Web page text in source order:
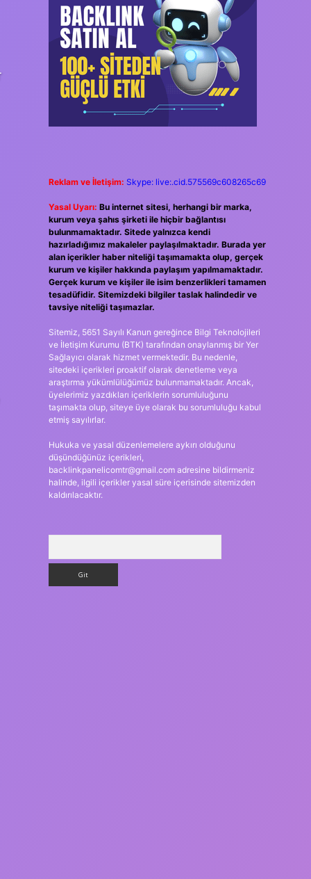
Reklam ve İletişim: Skype: live:.cid.575569c608265c69
Yasal Uyarı: Bu internet sitesi, herhangi bir marka,
kurum veya şahıs şirketi ile hiçbir bağlantısı
bulunmamaktadır. Sitede yalnızca kendi
hazırladığımız makaleler paylaşılmaktadır. Burada yer
alan içerikler haber niteliği taşımamakta olup, gerçek
kurum ve kişiler hakkında paylaşım yapılmamaktadır.
Gerçek kurum ve kişiler ile isim benzerlikleri tamamen
tesadüfidir. Sitemizdeki bilgiler taslak halindedir ve
tavsiye niteliği taşımazlar.
Sitemiz, 5651 Sayılı Kanun gereğince Bilgi Teknolojileri
ve İletişim Kurumu (BTK) tarafından onaylanmış bir Yer
Sağlayıcı olarak hizmet vermektedir. Bu nedenle,
sitedeki içerikleri proaktif olarak denetleme veya
araştırma yükümlülüğümüz bulunmamaktadır. Ancak,
üyelerimiz yazdıkları içeriklerin sorumluluğunu
taşımakta olup, siteye üye olarak bu sorumluluğu kabul
etmiş sayılırlar.
Hukuka ve yasal düzenlemelere aykırı olduğunu
düşündüğünüz içerikleri,
backlinkpanelicomtr@gmail.comadresine bildirmeniz
halinde, ilgili içerikler yasal süre içerisinde sitemizden
kaldırılacaktır.